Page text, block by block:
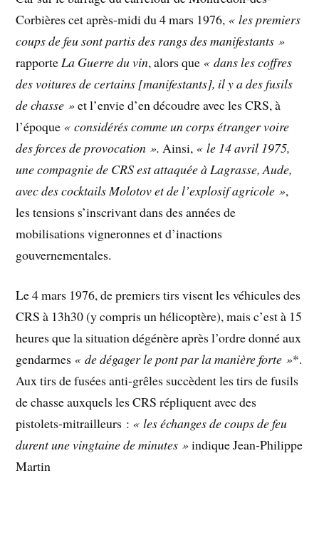
Corbières cet après-midi du 4 mars 1976, « les premiers
coups de feu sont partis des rangs des manifestants »
rapporte La Guerre du vin, alors que « dans les coffres
des voitures de certains [manifestants], il y a des fusils
de chasse »et l’envie d’en découdre avec les CRS, à
l’époque « considérés comme un corps étranger voire
des forces de provocation ». Ainsi, « le 14 avril 1975,
une compagnie de CRS est attaquée à Lagrasse, Aude,
avec des cocktails Molotov et de l’explosif agricole »,
les tensions s’inscrivant dans des années de
mobilisations vigneronnes et d’inactions
gouvernementales.
Le 4 mars 1976, de premiers tirs visent les véhicules des
CRS à 13h30 (y compris un hélicoptère), mais c’est à 15
heures que la situation dégénère après l’ordre donné aux
gendarmes « de dégager le pont par la manière forte »*.
Aux tirs de fusées anti-grêles succèdent les tirs de fusils
de chasse auxquels les CRS répliquent avec des
pistolets-mitrailleurs : « les échanges de coups de feu
durent une vingtaine de minutes »indique Jean-Philippe
Martin